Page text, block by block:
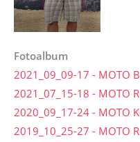
Fotoalbum
2021_09_09-17 - MOTO
2021_07_15-18 - MOTO
2020_09_17-24 - MOTO
2019_10_25-27 - MOTO